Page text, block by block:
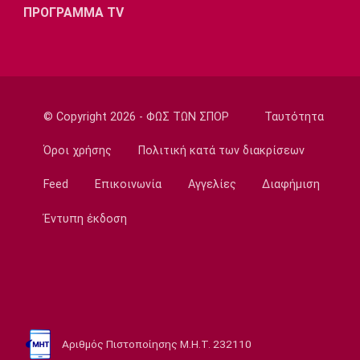
11:30
Ποδόσφαιρο - Διεθνή
Κορέα
ΝΒΑ: Έγινε γνωστή η αιτία θανάτου του
10:50
ΠΡΟΓΡΑΜΜΑ TV
© Copyright 2026 - ΦΩΣ ΤΩΝ ΣΠΟΡ Ταυτότητα
Όροι χρήσης Πολιτική κατά των διακρίσεων
Feed Επικοινωνία Αγγελίες Διαφήμιση
Έντυπη έκδοση
Αριθμός Πιστοποίησης Μ.Η.Τ. 232110